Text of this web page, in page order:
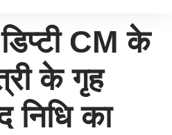
CM के
के गृह
निधि का